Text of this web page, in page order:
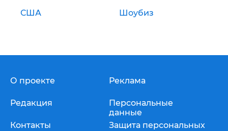
США Шоубиз
О проекте
Редакция
Контакты
Реклама
Персональные
данные
Защита персональных